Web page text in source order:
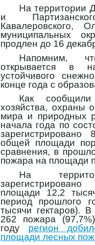
На территории
и
Кавалеровского,
муниципальных
продлен до 16
Напомним,
открывается в
устойчивого
конце года с
Как
хозяйства, охраны
мира и природных
начала года по
общей площади
сравнения, в
пожара на площади
На
площади 12,2
период прошлого
тысячи гектаров).
262 пожара
году регион
площади лесных